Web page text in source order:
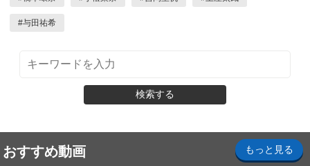
#与田祐希
検索する
おすすめ動画 もっと見る